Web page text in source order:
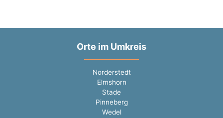
Orte im Umkreis
Norderstedt
Elmshorn
Stade
Pinneberg
Wedel